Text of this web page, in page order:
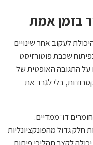
בזמן אמת
לעקוב אחר שינויים
שכבת פוטורזיסט
על התגובה האופטית של
בלי לגרד את
דו־ממדיים.
גדול מהפונקציונליות